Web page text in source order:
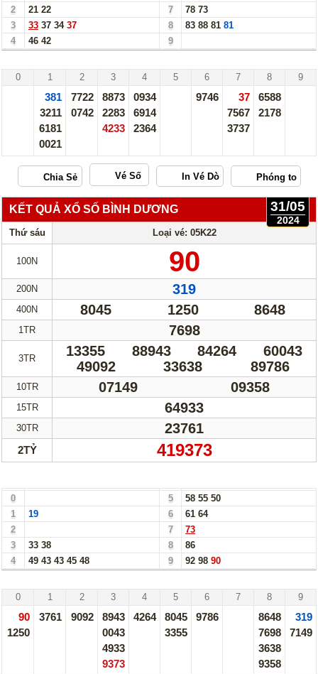
2
21 22 7 78 73
3
33 37 34 37 8 83 88 81 81
4
46 42 9
0 1 2 3 4 5 6 7 8 9
381
3211
6181
0021
7722
0742
8873
2283
4233
0934
6914
2364
9746
37
7567
3737
6588
2178
Vé Số
KẾT QUẢ XỔ SỐ BÌNH DƯƠNG 31/05
2024
Thứ sáu Loại vé: 05K22
100N 90
200N 319
400N 8045 1250 8648
1TR 7698
3TR 13355 88943 84264
60043
49092
33638 89786
10TR 07149 09358
15TR 64933
30TR 23761
2TỶ 419373
0 5 58 55 50
1
19 6 61 64
2
7
73
3
33 38 8
86
4
49 43 43 45 48 9 92 98 90
0 1 2 3 4 5 6 7 8 9
90
1250
3761 9092
8943
0043
4933
9373
4264
8045
3355
9786
8648
7698
3638
9358
319
7149